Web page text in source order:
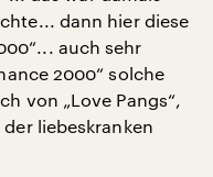
dann hier diese
auch sehr
2000“ solche
von „Love Pangs“,
liebeskranken